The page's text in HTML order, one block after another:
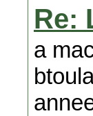
Re:
a